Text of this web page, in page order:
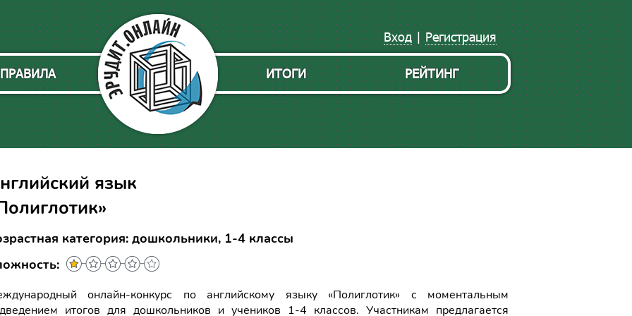
Регистрация
|
Вход
ПРАВИЛА РЕЙТИНГ
ИТОГИ
язык
категория: дошкольники, 1-4 классы
онлайн-конкурс по английскому языку «Полиглотик» с моментальным
итогов для дошкольников и учеников 1-4 классов. Участникам предлагается